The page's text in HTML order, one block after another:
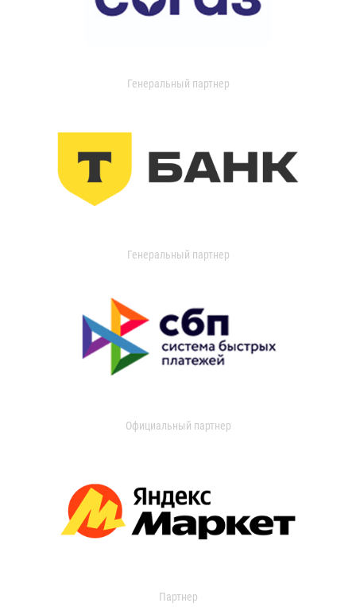
Генеральный партнер
Генеральный партнер
Официальный партнер
Партнер